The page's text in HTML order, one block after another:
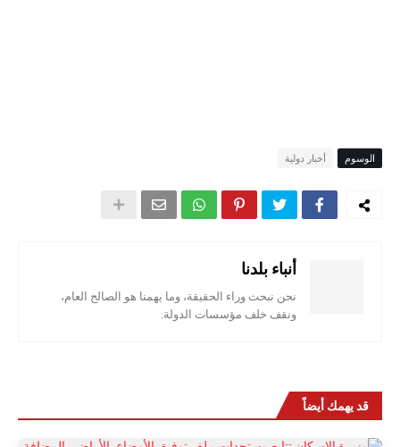
الوسوم أخبار دولية
أنباء بلدنا
نحن نبحث وراء الحقيقة، وما يهمنا هو الصالح العام،
ونقف خلف مؤسسات الدولة.
قد يهمك أيضاً